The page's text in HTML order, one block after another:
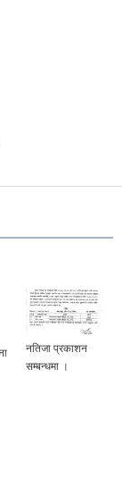
टाइफाइडविरूद्धको
खोप अभियान